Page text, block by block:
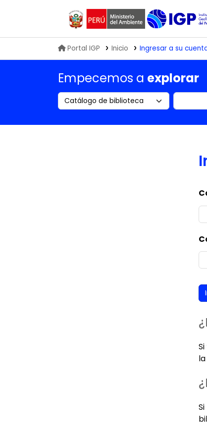
Biblioteca
Portal IGP Inicio Ingresar a su
Empecemos a explorar
Search the catalog by: